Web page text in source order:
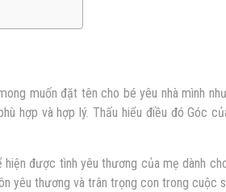
muốn đặt tên cho bé yêu nhà mình
hợp và hợp lý. Thấu hiểu điều đó Góc
hiện được tình yêu thương của mẹ dành
yêu thương và trân trọng con trong cuộc